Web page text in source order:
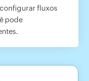
fluxos
pode